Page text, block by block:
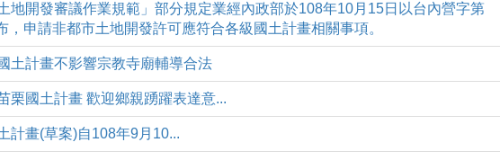
地開發審議作業規範」部分規定業經內政部於108年10月15日以台內營字第
，申請非都市土地開發許可應符合各級國土計畫相關事項。
土計畫不影響宗教寺廟輔導合法
栗國土計畫 歡迎鄉親踴躍表達意...
計畫(草案)自108年9月10...